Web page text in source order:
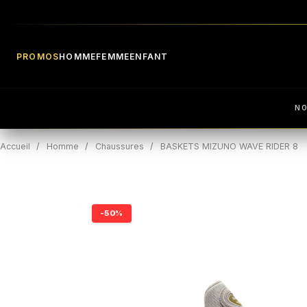
PROMOSHOMMEFEMMEENFANT
Accueil Homme Chaussures BASKETS MIZUNO WAVE RIDER 8
-50%